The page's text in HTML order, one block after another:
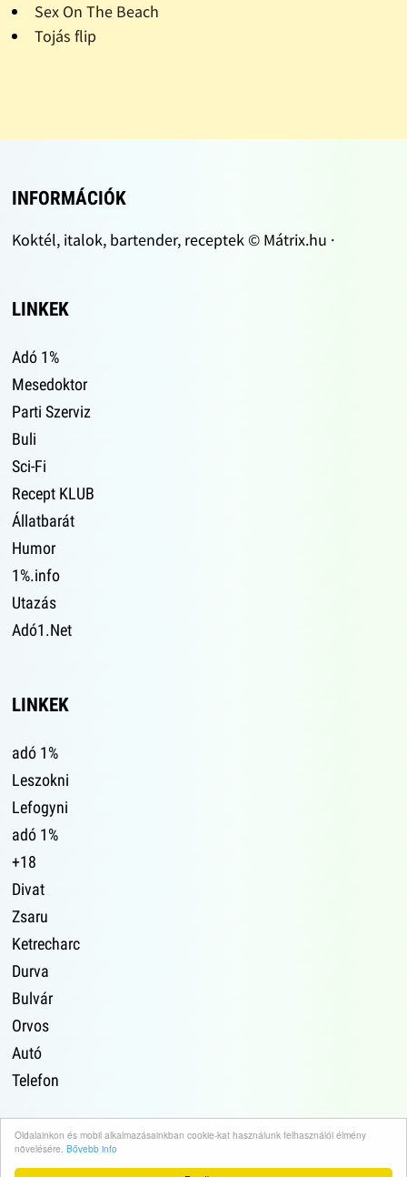
Oldalainkon és mobil alkalmazásainkban cookie-kat használunk felhasználói élmény
növelésére. Bővebb info
Sex On The Beach
Tojás flip
INFORMÁCIÓK
Koktél, italok, bartender, receptek © Mátrix.hu ·
LINKEK
Adó 1%
Mesedoktor
Parti Szerviz
Buli
Sci-Fi
Recept KLUB
Állatbarát
Humor
1%.info
Utazás
Adó1.Net
LINKEK
adó 1%
Leszokni
Lefogyni
adó 1%
+18
Divat
Zsaru
Ketrecharc
Durva
Bulvár
Orvos
Autó
Telefon
Impresszum·Adatvédelem·Médiaajánlat·